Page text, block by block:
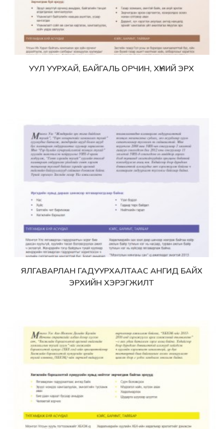
Дэлгэрэнгүй
УУЛ УУРХАЙ, БАЙГАЛЬ ОРЧИН, ХҮНИЙ ЭРХ
Дэлгэрэнгүй
ЯЛГАВАРЛАН ГАДУУРХАЛТААС АНГИД БАЙХ
ЭРХИЙН ХЭРЭГЖИЛТ